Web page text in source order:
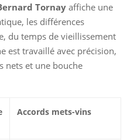
Tornayaffiche une
les différences
du temps de vieillissement
est travaillé avec précision,
nets et une bouche
Accords mets-vins